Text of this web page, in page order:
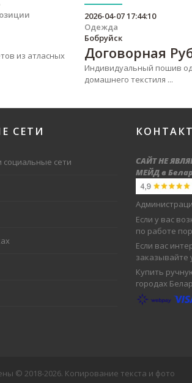
из атласных
2026-04-07 17:44:10
Одежда
Бобруйск
Договорная
Индивидуальный пошив
домашнего текстиля ...
СЕТИ
социальные сети
САЙТ НЕ
МЕЙД в
Если у вас
по работе
Если вас
заказывайте
Купить
городах
© 2018-2026. Копирование текста и фото